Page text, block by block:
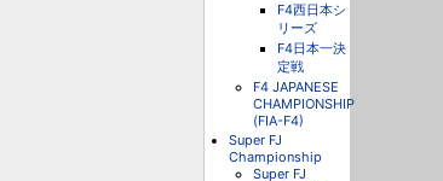
F4西日本シ
リーズ
F4日本一決
定戦
F4 JAPANESE
CHAMPIONSHIP
(FIA-F4)
Super FJ
Championship
Super FJ